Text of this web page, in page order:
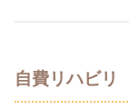
自費リハビリ